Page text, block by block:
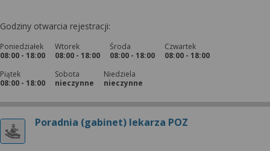
Godziny otwarcia rejestracji:
Poniedziałek
08:00 - 18:00
Wtorek
08:00 - 18:00
Środa
08:00 - 18:00
Czwartek
08:00 - 18:00
Piątek
08:00 - 18:00
Sobota
nieczynne
Niedziela
nieczynne
Poradnia (gabinet) lekarza POZ